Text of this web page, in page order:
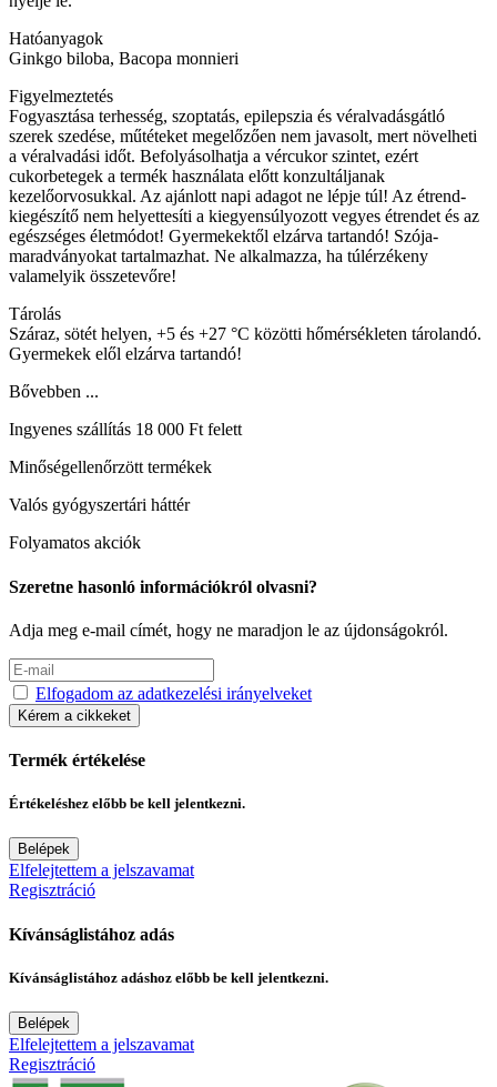
Hatóanyagok
Ginkgo biloba, Bacopa monnieri
Figyelmeztetés
Fogyasztása terhesség, szoptatás, epilepszia és véralvadásgátló
szerek szedése, műtéteket megelőzően nem javasolt, mert növelheti
a véralvadási időt. Befolyásolhatja a vércukor szintet, ezért
cukorbetegek a termék használata előtt konzultáljanak
kezelőorvosukkal. Az ajánlott napi adagot ne lépje túl! Az étrend-
kiegészítő nem helyettesíti a kiegyensúlyozott vegyes étrendet és az
egészséges életmódot! Gyermekektől elzárva tartandó! Szója-
maradványokat tartalmazhat. Ne alkalmazza, ha túlérzékeny
valamelyik összetevőre!
Tárolás
Száraz, sötét helyen, +5 és +27 °C közötti hőmérsékleten tárolandó.
Gyermekek elől elzárva tartandó!
Bővebben ...
Ingyenes szállítás 18 000 Ft felett
Minőségellenőrzött termékek
Valós gyógyszertári háttér
Folyamatos akciók
Szeretne hasonló információkról olvasni?
Adja meg e-mail címét, hogy ne maradjon le az újdonságokról.
Elfogadom az adatkezelési irányelveket
Kérem a cikkeket
Termék értékelése
Értékeléshez előbb be kell jelentkezni.
Belépek
Elfelejtettem a jelszavamat
Regisztráció
Kívánságlistához adás
Kívánságlistához adáshoz előbb be kell jelentkezni.
Belépek
Elfelejtettem a jelszavamat
Regisztráció